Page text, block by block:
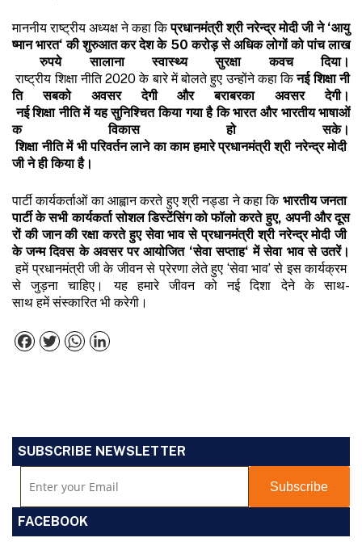
माननीय राष्ट्रीय अध्यक्ष ने कहा किप्रधानमंत्री श्री नरेन्द्र मोदी जी ने‘आयु
ष्मान भारत‘की शुरुआत कर देश के50करोड़ से अधिक लोगों को पांच लाख
रुपये
सालाना स्वास्थ्य सुरक्षा कवच
दिया।
राष्ट्रीय शिक्षा नीति 2020 के बारे में बोलते हुए उन्होंने कहा किनई शिक्षा नी
ति
सबको अवसर देगी और बराबरका अवसर
देगी।
नई शिक्षा नीति में यह सुनिश्चित किया गया है कि भारत और भारतीय भाषाओं
क
विकास हो
सके।
शिक्षा नीति में भी परिवर्तन लाने का काम हमारे प्रधानमंत्री श्री नरेन्द्र मोदी
जी ने ही किया है।
पार्टी कार्यकर्ताओं का आह्वान करते हुए श्री नड्डा ने कहा कि भारतीय जनता
पार्टी के सभी कार्यकर्ता सोशल डिस्टेंसिंग को फॉलो करते हुए, अपनी और दूस
रों की जान की रक्षा करते हुए सेवा भाव से प्रधानमंत्री श्री नरेन्द्र मोदी जी
के जन्म दिवस के अवसर पर आयोजित‘सेवा सप्ताह‘में सेवा भाव से उतरें।
हमें प्रधानमंत्री जी के जीवन से प्रेरणा लेते हुए ‘सेवा भाव’ से इस कार्यक्रम
से जुड़ना चाहिए। यह हमारे जीवन को नई दिशा देने के साथ-
साथ हमें संस्कारित भी करेगी।
Facebook
TwitterWhatsApp
SUBSCRIBE NEWSLETTER
FACEBOOK